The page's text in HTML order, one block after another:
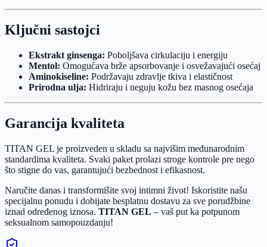
Ključni sastojci
Ekstrakt ginsenga: Poboljšava cirkulaciju i energiju
Mentol: Omogućava brže apsorbovanje i osvežavajući osećaj
Aminokiseline: Podržavaju zdravlje tkiva i elastičnost
Prirodna ulja: Hidriraju i neguju kožu bez masnog osećaja
Garancija kvaliteta
TITAN GEL je proizveden u skladu sa najvišim međunarodnim
standardima kvaliteta. Svaki paket prolazi stroge kontrole pre nego
što stigne do vas, garantujući bezbednost i efikasnost.
Naručite danas i transformišite svoj intimni život! Iskoristite našu
specijalnu ponudu i dobijate besplatnu dostavu za sve porudžbine
iznad određenog iznosa. TITAN GEL – vaš put ka potpunom
seksualnom samopouzdanju!